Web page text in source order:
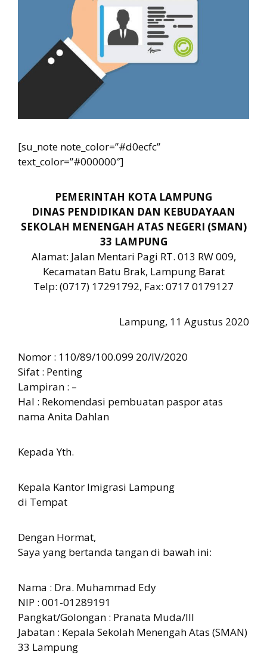
[su_note note_color=”#d0ecfc”
text_color=”#000000″]
PEMERINTAH KOTA LAMPUNG
DINAS PENDIDIKAN DAN KEBUDAYAAN
SEKOLAH MENENGAH ATAS NEGERI (SMAN)
33 LAMPUNG
Alamat: Jalan Mentari Pagi RT. 013 RW 009,
Kecamatan Batu Brak, Lampung Barat
Telp: (0717) 17291792, Fax: 0717 0179127
Lampung, 11 Agustus 2020
Nomor : 110/89/100.099 20/IV/2020
Sifat : Penting
Lampiran : –
Hal : Rekomendasi pembuatan paspor atas
nama Anita Dahlan
Kepada Yth.
Kepala Kantor Imigrasi Lampung
di Tempat
Dengan Hormat,
Saya yang bertanda tangan di bawah ini:
Nama : Dra. Muhammad Edy
NIP : 001-01289191
Pangkat/Golongan : Pranata Muda/III
Jabatan : Kepala Sekolah Menengah Atas (SMAN)
33 Lampung